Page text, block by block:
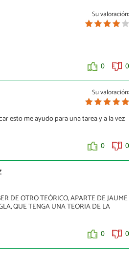
Su valoración:
0 0
Su valoración:
esto me ayudo para una tarea y a la vez
0 0
DE OTRO TEÓRICO, APARTE DE JAUME
QUE TENGA UNA TEORIA DE LA
0 0